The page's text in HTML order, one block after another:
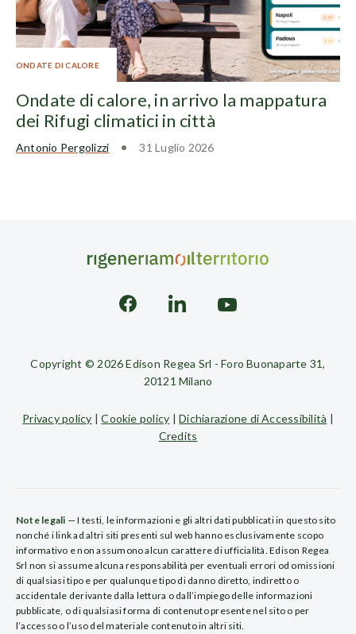
ONDATE DI CALORE
Ondate di calore, in arrivo la mappatura
dei Rifugi climatici in città
Antonio Pergolizzi 31 Luglio 2026
Copyright © 2026 Edison Regea Srl - Foro Buonaparte 31,
20121 Milano
Privacy policy |Cookie policy |Dichiarazione di Accessibilità |
Credits
Note legali — I testi, le informazioni e gli altri dati pubblicati in questo sito
nonché i link ad altri siti presenti sul web hanno esclusivamente scopo
informativo e non assumono alcun carattere di ufficialità. Edison Regea
Srl non si assume alcuna responsabilità per eventuali errori od omissioni
di qualsiasi tipo e per qualunque tipo di danno diretto, indiretto o
accidentale derivante dalla lettura o dall’impiego delle informazioni
pubblicate, o di qualsiasi forma di contenuto presente nel sito o per
l’accesso o l’uso del materiale contenuto in altri siti.